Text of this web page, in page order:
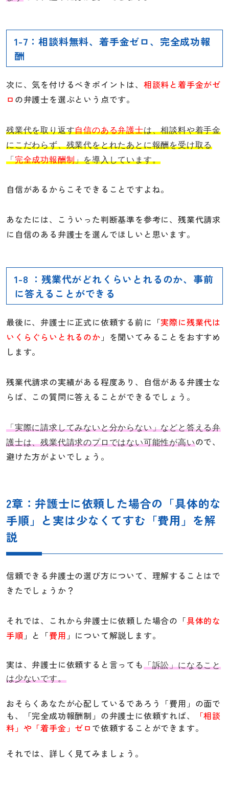
1-7：相談料無料、着手金ゼロ、完全成功報
酬
次に、気を付けるべきポイントは、 相談料と着手金がゼ
ロ の弁護士を選ぶという点です。
残業代を取り返す自信のある弁護士は、相談料や着手金
にこだわらず、残業代をとれたあとに報酬を受け取る
「完全成功報酬制」を導入しています。
自信があるからこそできることですよね。
あなたには、こういった判断基準を参考に、残業代請求
に自信のある弁護士を選んでほしいと思います。
1-8 ：残業代がどれくらいとれるのか、事前
に答えることができる
最後に、弁護士に正式に依頼する前に「実際に残業代は
いくらぐらいとれるのか 」を聞いてみることをおすすめ
します。
残業代請求の実績がある程度あり、自信がある弁護士な
らば、この質問に答えることができるでしょう。
「実際に請求してみないと分からない」などと答える弁
護士は、残業代請求のプロではない可能性が高いので、
避けた方がよいでしょう。
2章：弁護士に依頼した場合の「具体的な
手順」と実は少なくてすむ「費用」を解
説
信頼できる弁護士の選び方について、理解することはで
きたでしょうか？
それでは、これから弁護士に依頼した場合の「具体的な
手順 」と「費用 」について解説します。
実は、弁護士に依頼すると言っても「訴訟」になること
は少ないです。
おそらくあなたが心配しているであろう「費用」の面で
も、「完全成功報酬制」の弁護士に依頼すれば、
「相談
料」や「着手金」ゼロ で依頼することができます。
それでは、詳しく見てみましょう。